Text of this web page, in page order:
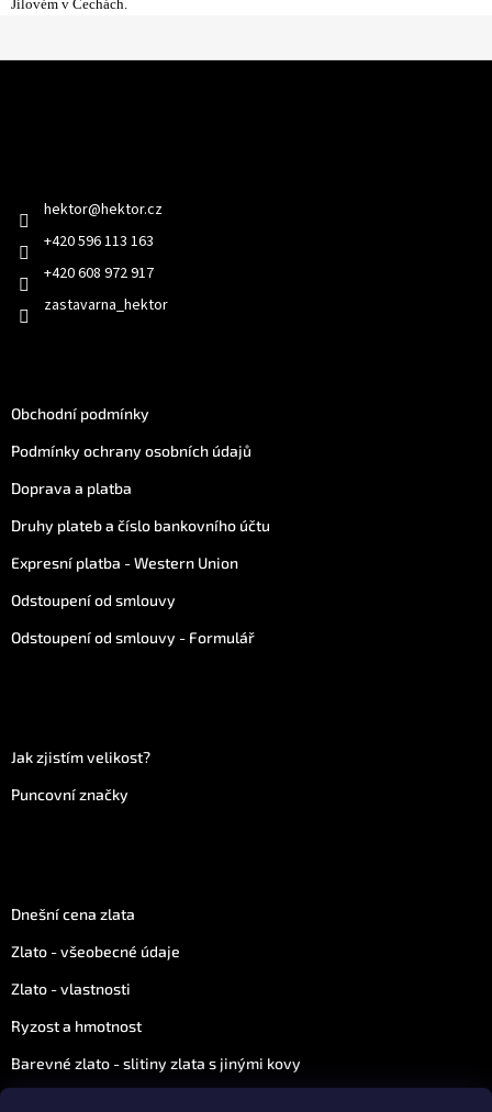
Jílovém v Čechách.
hektor@hektor.cz
+420 596 113 163
+420 608 972 917
zastavarna_hektor
Obchodní podmínky
Podmínky ochrany osobních údajů
Doprava a platba
Druhy plateb a číslo bankovního účtu
Expresní platba - Western Union
Odstoupení od smlouvy
Odstoupení od smlouvy - Formulář
Jak zjistím velikost?
Puncovní značky
Dnešní cena zlata
Zlato - všeobecné údaje
Zlato - vlastnosti
Ryzost a hmotnost
Barevné zlato - slitiny zlata s jinými kovy